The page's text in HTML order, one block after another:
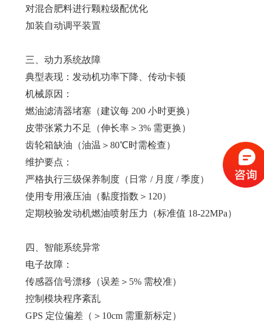
对混合肥料进行颗粒级配优化
加装自动调平装置
三、动力系统故障
典型表现：发动机功率下降、传动卡顿
机械原因：
燃油滤清器堵塞（建议每 200 小时更换）
皮带张紧力不足（伸长率＞3% 需更换）
齿轮箱缺油（油温＞80℃时需检查）
维护要点：
严格执行三级保养制度（日常 / 月度 / 季度）
使用专用液压油（黏度指数＞120）
定期校验发动机燃油喷射压力（标准值 18-22MPa）
四、智能系统异常
电子故障：
传感器信号漂移（误差＞5% 需校准）
控制模块程序紊乱
GPS 定位偏差（＞10cm 需重新标定）